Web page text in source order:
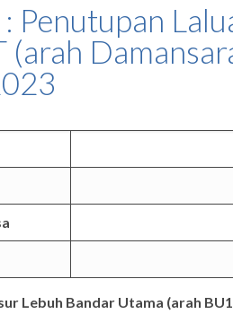
Penutupan
(arah
Lebuh Bandar Utama (arah